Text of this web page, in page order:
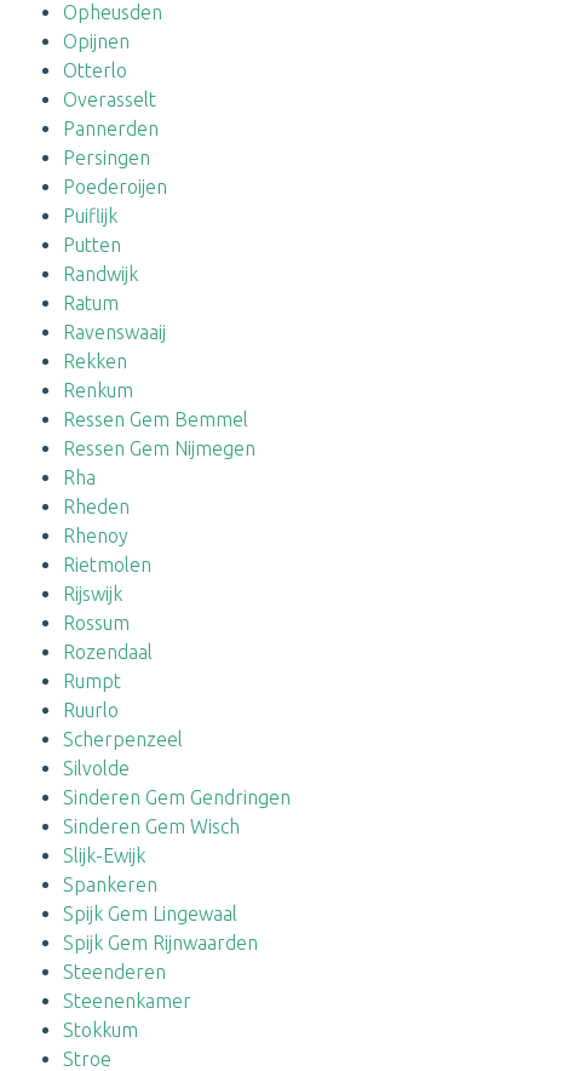
Opheusden
Opijnen
Otterlo
Overasselt
Pannerden
Persingen
Poederoijen
Puiflijk
Putten
Randwijk
Ratum
Ravenswaaij
Rekken
Renkum
Ressen Gem Bemmel
Ressen Gem Nijmegen
Rha
Rheden
Rhenoy
Rietmolen
Rijswijk
Rossum
Rozendaal
Rumpt
Ruurlo
Scherpenzeel
Silvolde
Sinderen Gem Gendringen
Sinderen Gem Wisch
Slijk-Ewijk
Spankeren
Spijk Gem Lingewaal
Spijk Gem Rijnwaarden
Steenderen
Steenenkamer
Stokkum
Stroe